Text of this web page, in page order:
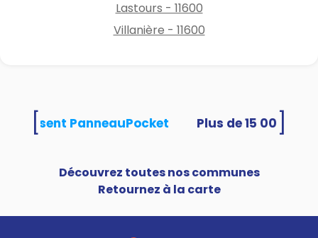
Lastours - 11600
Villanière - 11600
utilisent PanneauPocket
Découvrez toutes nos communes
Retournez à la carte